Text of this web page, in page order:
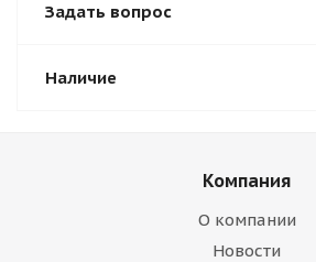
Задать вопрос
Наличие
Компания
О компании
Новости